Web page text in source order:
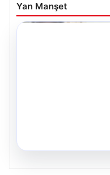
Yan Manşet